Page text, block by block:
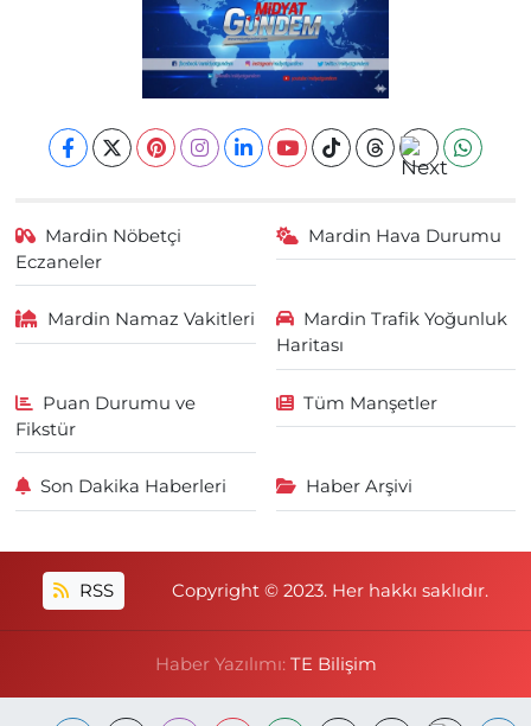
Mardin Nöbetçi
Eczaneler
Mardin Hava Durumu
Mardin Namaz Vakitleri
Mardin Trafik Yoğunluk
Haritası
Puan Durumu ve
Fikstür
Tüm Manşetler
Son Dakika Haberleri Haber Arşivi
RSS Copyright © 2023. Her hakkı saklıdır.
Haber Yazılımı: TE Bilişim